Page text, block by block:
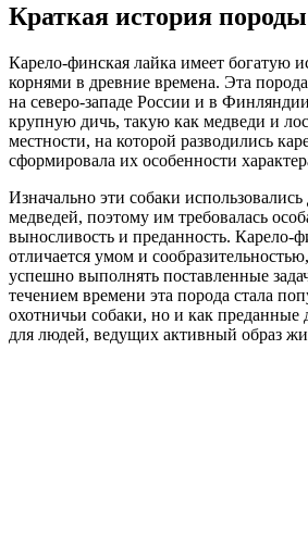
Краткая история породы
Карело-финская лайка имеет богатую
корнями в древние времена. Эта
на северо-западе России и в
крупную дичь, такую как медведи и
местности, на которой разводились
сформировала их особенности
Изначально эти собаки
медведей, поэтому им требовалась
выносливость и преданность. Карело-
отличается умом и
успешно выполнять поставленные
течением времени эта порода стала
охотничьи собаки, но и как преданные
для людей, ведущих активный образ